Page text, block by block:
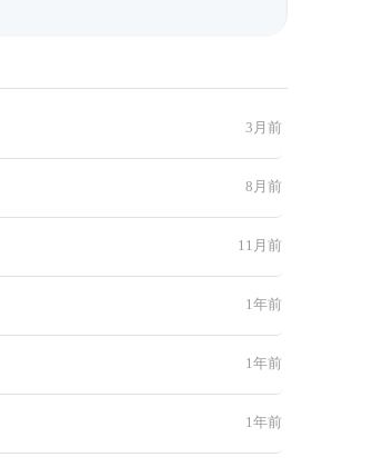
3月前
8月前
11月前
1年前
1年前
1年前